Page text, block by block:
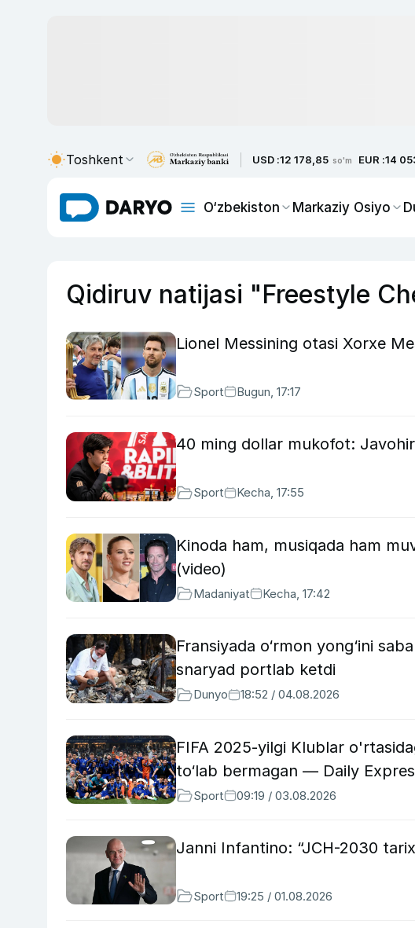
Toshkent USD :12 178,85 so'm EUR :14
O‘zbekiston Markaziy Osiyo
Qidiruv natijasi "Freestyle
Lionel Messining otasi Xorxe
Sport Bugun, 17:17
40 ming dollar mukofot:
Sport Kecha, 17:55
Kinoda ham, musiqada ham
(video)
Madaniyat Kecha, 17:42
Fransiyada o‘rmon yong‘ini
snaryad portlab ketdi
Dunyo 18:52 / 04.08.2026
FIFA 2025-yilgi Klublar
to‘lab bermagan — Daily
Sport 09:19 / 03.08.2026
Janni Infantino: “JCH-2030
Sport 19:25 / 01.08.2026